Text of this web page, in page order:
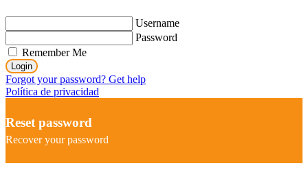
Username
Password
Remember Me
Login
Forgot your password? Get help
Política de privacidad
Reset password
Recover your password